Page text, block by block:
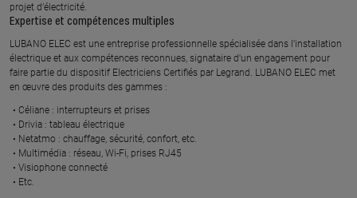
projet d’électricité.
Expertise et compétences multiples​
​LUBANO ELEC est une entreprise professionnelle spécialisée dans l’installation
électrique et aux compétences reconnues, ​signataire d'un engagement pour
faire partie du dispositif Electriciens Certifiés par Legrand​. LUBANO ELEC met
en œuvre des produits des gammes : ​
Céliane : interrupteurs et prises ​
Drivia : tableau électrique ​
Netatmo : chauffage, sécurité, confort, etc.​
Multimédia : réseau, Wi-Fi, prises RJ45​
Visiophone connecté​
Etc.​